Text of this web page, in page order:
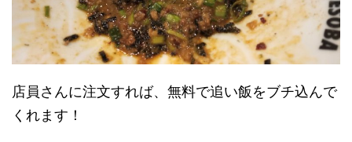
店員さんに注文すれば、無料で追い飯をブチ込んで
くれます！